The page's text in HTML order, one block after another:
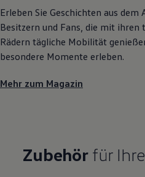
Erleben Sie Geschichten aus dem
Besitzern und Fans, die mit
Rädern tägliche Mobilität
besondere Momente erleben.
Mehr zum Magazin
Zubehörfür